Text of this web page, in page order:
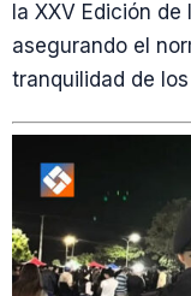
la XXV Edición
asegurando el
tranquilidad de